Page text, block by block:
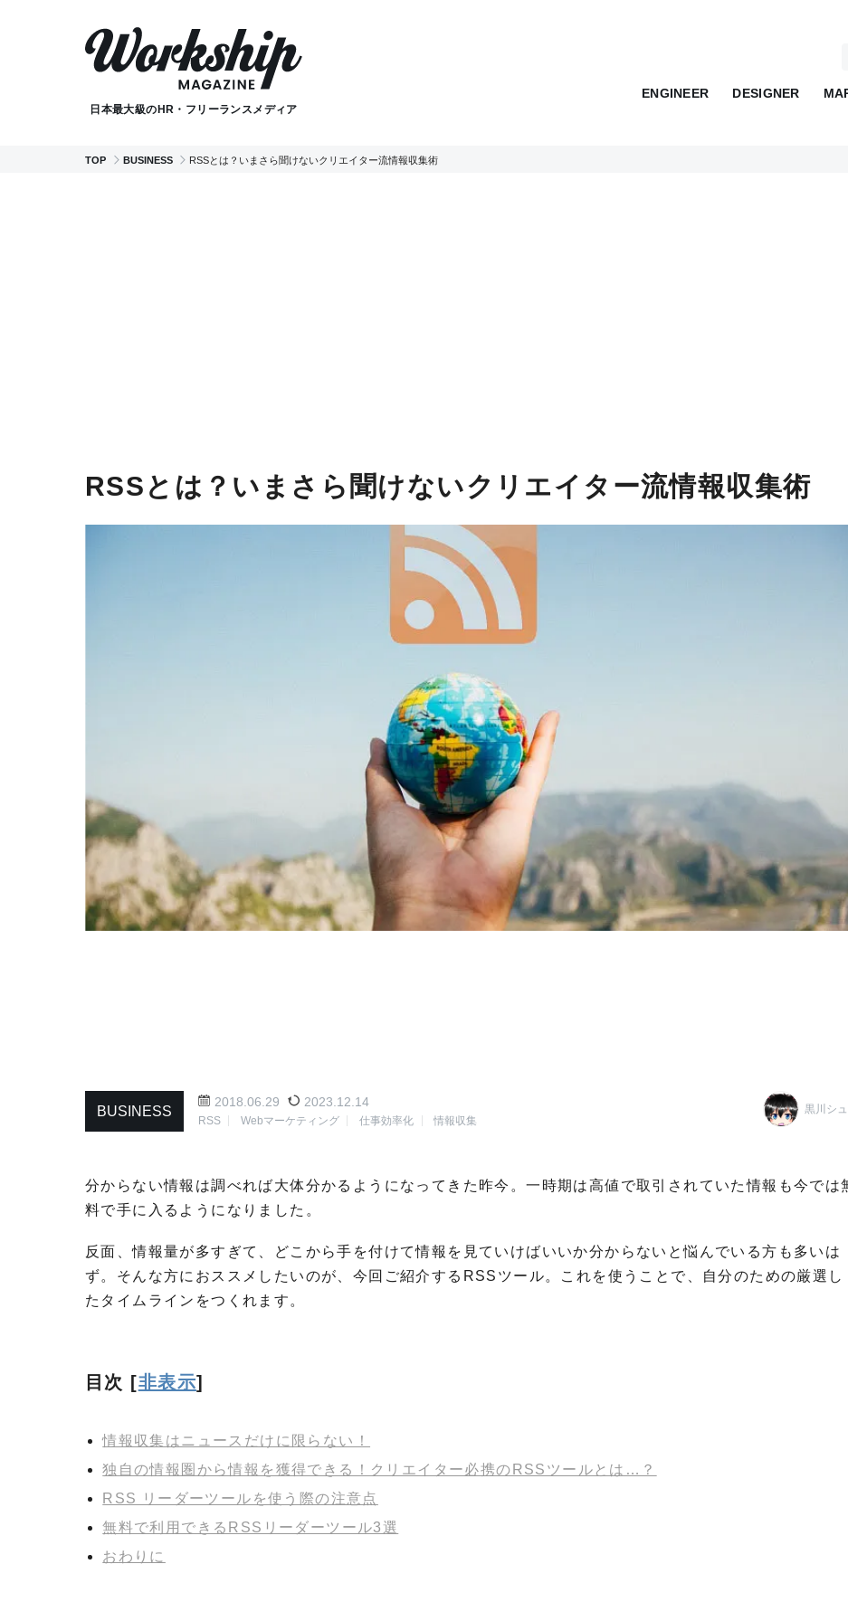
日本最大級のHR・フリーランスメディア
ENGINEER DESIGNER
TOP BUSINESS RSSとは？いまさら聞けないクリエイター流情報収集術
RSSとは？いまさら聞けないクリエイター流情報収集術
BUSINESS 黒川シ
2018.06.29 2023.12.14
RSS Webマーケティング 仕事効率化 情報収集
分からない情報は調べれば大体分かるようになってきた昨今。一時期は高値で取引されていた情報も今では
料で手に入るようになりました。
反面、情報量が多すぎて、どこから手を付けて情報を見ていけばいいか分からないと悩んでいる方も多いは
ず。そんな方におススメしたいのが、今回ご紹介するRSSツール。これを使うことで、自分のための厳選し
たタイムラインをつくれます。
目次 [非表示]
情報収集はニュースだけに限らない！
独自の情報圏から情報を獲得できる！クリエイター必携のRSSツールとは…？
RSS リーダーツールを使う際の注意点
無料で利用できるRSSリーダーツール3選
おわりに